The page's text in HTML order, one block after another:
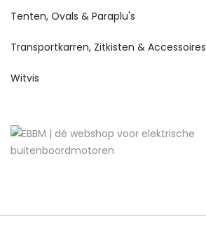
Tenten, Ovals & Paraplu's
Transportkarren, Zitkisten & Accessoires
Witvis